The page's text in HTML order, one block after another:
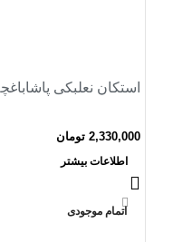
استکان نعلبکی پاشاباغچه
2,330,000 تومان
اطلاعات بیشتر
اتمام موجودی